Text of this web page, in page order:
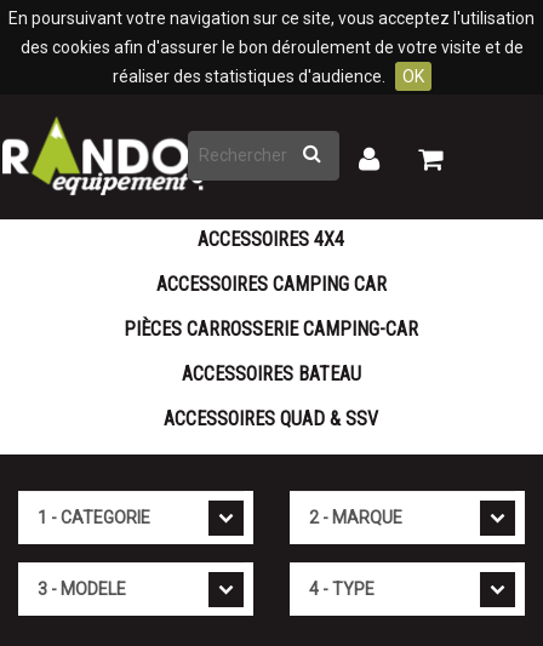
En poursuivant votre navigation sur ce site, vous acceptez l'utilisation
des cookies afin d'assurer le bon déroulement de votre visite et de
réaliser des statistiques d'audience.
OK
Rechercher
Mon
Mon
ACCESSOIRES 4X4
ACCESSOIRES CAMPING CAR
PIÈCES CARROSSERIE CAMPING-CAR
ACCESSOIRES BATEAU
ACCESSOIRES QUAD & SSV
Panneau de gestion des cookies